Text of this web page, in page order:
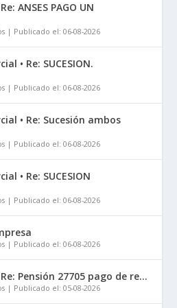
ANSES PAGO UN
Publicado el: 06-08-2026
• Re: SUCESION.
Publicado el: 06-08-2026
• Re: Sucesión ambos
Publicado el: 06-08-2026
• Re: SUCESION
Publicado el: 06-08-2026
Publicado el: 06-08-2026
Pensión 27705 pago de re...
Publicado el: 05-08-2026